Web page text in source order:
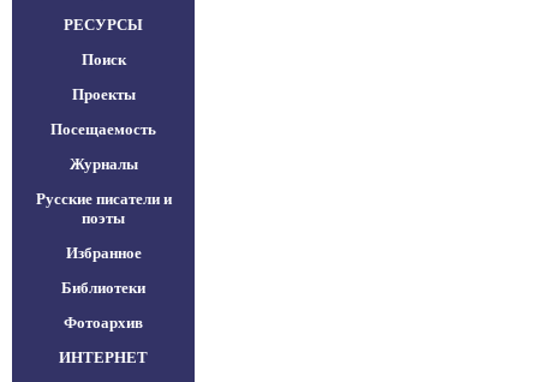
РЕСУРСЫ
Поиск
Проекты
Посещаемость
Журналы
Русские писатели и
поэты
Избранное
Библиотеки
Фотоархив
ИНТЕРНЕТ